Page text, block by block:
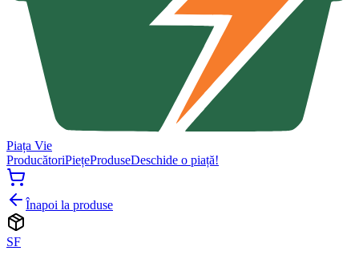
Piața Vie
ProducătoriPiețeProduseDeschide o piață!
Înapoi la produse
SF